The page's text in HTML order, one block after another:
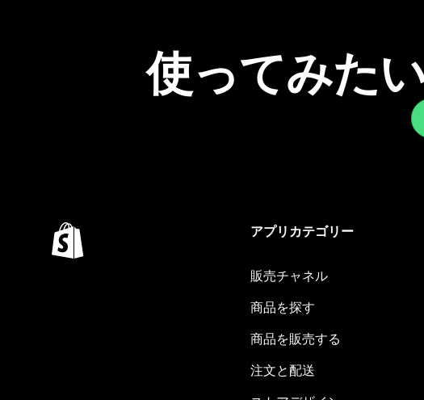
使ってみた
アプリカテゴリー
販売チャネル
商品を探す
商品を販売する
注文と配送